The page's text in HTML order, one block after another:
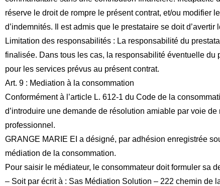
réserve le droit de rompre le présent contrat, et/ou modifier
d’indemnités. Il est admis que le prestataire se doit
Limitation des responsabilités : La responsabilité du
finalisée. Dans tous les cas, la responsabilité éventuelle du
pour les services prévus au présent contrat.
Art. 9 : Mediation à la consommation
Conformément à l’article L. 612-1 du Code de la
d’introduire une demande de résolution amiable par voie
professionnel.
GRANGE MARIE EI a désigné, par adhésion enregistrée
médiation de la consommation.
Pour saisir le médiateur, le consommateur doit formuler sa
– Soit par écrit à : Sas Médiation Solution – 222 chemin de